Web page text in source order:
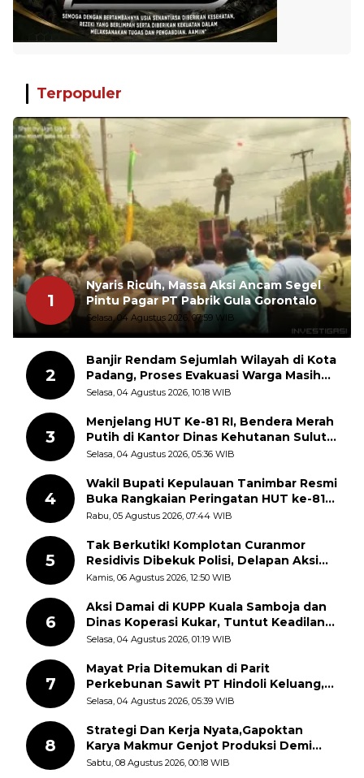
Terpopuler
1
Nyaris Ricuh, Massa Aksi Ancam Segel
Pintu Pagar PT Pabrik Gula Gorontalo
Selasa, 04 Agustus 2026, 07:59 WIB
2
Banjir Rendam Sejumlah Wilayah di Kota
Padang, Proses Evakuasi Warga Masih
Berlangsung
Selasa, 04 Agustus 2026, 10:18 WIB
3
Menjelang HUT Ke-81 RI, Bendera Merah
Putih di Kantor Dinas Kehutanan Sulut
Disorot Warga
Selasa, 04 Agustus 2026, 05:36 WIB
4
Wakil Bupati Kepulauan Tanimbar Resmi
Buka Rangkaian Peringatan HUT ke-81
Kemerdekaan RI, ASN Diajak Perkuat
Rabu, 05 Agustus 2026, 07:44 WIB
5
Tak Berkutik! Komplotan Curanmor
Residivis Dibekuk Polisi, Delapan Aksi
Curanmor Di Candipuro Terungkap
Kamis, 06 Agustus 2026, 12:50 WIB
6
Aksi Damai di KUPP Kuala Samboja dan
Dinas Koperasi Kukar, Tuntut Keadilan
dan Kesempatan Kerja yang Adil
Selasa, 04 Agustus 2026, 01:19 WIB
7
Mayat Pria Ditemukan di Parit
Perkebunan Sawit PT Hindoli Keluang,
Polisi Selidiki Penyebab Kematian
Selasa, 04 Agustus 2026, 05:39 WIB
8
Strategi Dan Kerja Nyata,Gapoktan
Karya Makmur Genjot Produksi Demi
Swasembada Pangan
Sabtu, 08 Agustus 2026, 00:18 WIB